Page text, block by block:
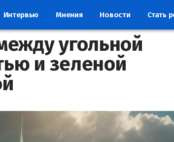
Интервью Мнения Новости Стать
угольной
и зеленой